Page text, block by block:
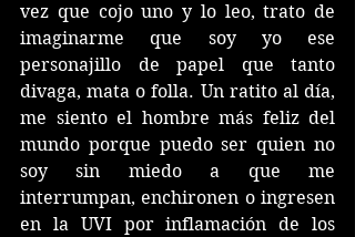
vez que cojo uno y lo leo, trato de
imaginarme que soy yo ese
personajillo de papel que tanto
divaga, mata o folla. Un ratito al día,
me siento el hombre más feliz del
mundo porque puedo ser quien no
soy sin miedo a que me
interrumpan, enchironen o ingresen
en la UVI por inflamación de los